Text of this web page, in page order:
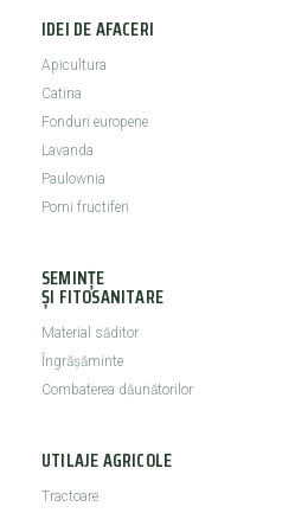
IDEI DE AFACERI
Apicultura
Catina
Fonduri europene
Lavanda
Paulownia
Pomi fructiferi
SEMINȚE
ȘI FITOSANITARE
Material săditor
Îngrășăminte
Combaterea dăunătorilor
UTILAJE AGRICOLE
Tractoare